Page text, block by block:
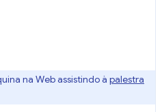
na Web assistindo à palestra